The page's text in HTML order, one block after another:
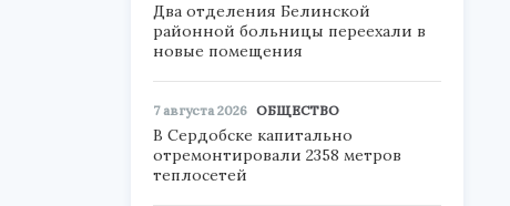
Два отделения Белинской
районной больницы переехали в
новые помещения
7 августа 2026 ОБЩЕСТВО
В Сердобске капитально
отремонтировали 2358 метров
теплосетей